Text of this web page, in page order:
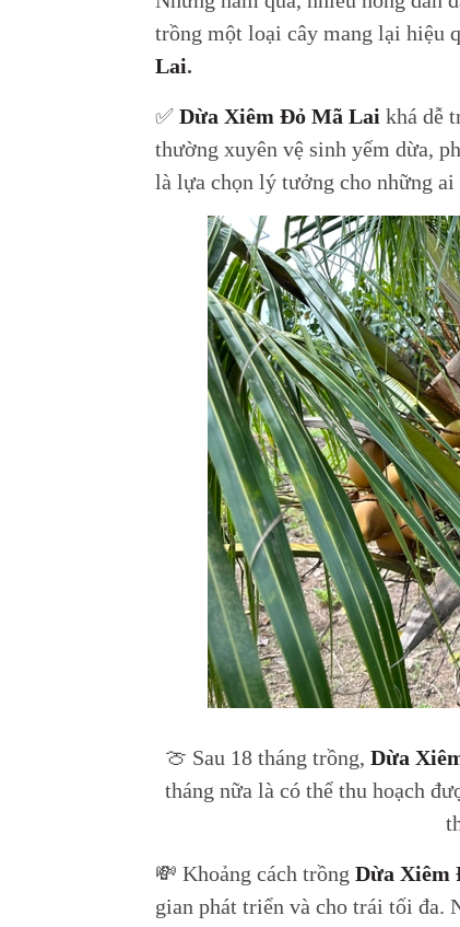
trồng một loại cây mang lại hiệu
Lai.
✅ Dừa Xiêm Đỏ Mã Lai khá dễ
thường xuyên vệ sinh yếm dừa,
là lựa chọn lý tưởng cho những
🍈 Sau 18 tháng trồng, Dừa
tháng nữa là có thể thu hoạch
💸 Khoảng cách trồng Dừa Xiêm
gian phát triển và cho trái tối đa.